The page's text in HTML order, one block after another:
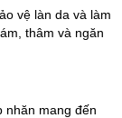
vệ làn da và làm
thâm và ngăn
nhăn mang đến